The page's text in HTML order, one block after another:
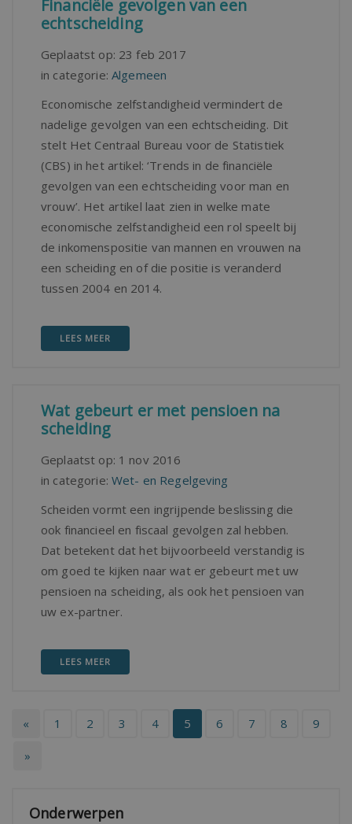
Financiële gevolgen van een
echtscheiding
Geplaatst op: 23 feb 2017
in categorie: Algemeen
Economische zelfstandigheid vermindert de
nadelige gevolgen van een echtscheiding. Dit
stelt Het Centraal Bureau voor de Statistiek
(CBS) in het artikel: ‘Trends in de financiële
gevolgen van een echtscheiding voor man en
vrouw’. Het artikel laat zien in welke mate
economische zelfstandigheid een rol speelt bij
de inkomenspositie van mannen en vrouwen na
een scheiding en of die positie is veranderd
tussen 2004 en 2014.
LEES MEER
Wat gebeurt er met pensioen na
scheiding
Geplaatst op: 1 nov 2016
in categorie: Wet- en Regelgeving
Scheiden vormt een ingrijpende beslissing die
ook financieel en fiscaal gevolgen zal hebben.
Dat betekent dat het bijvoorbeeld verstandig is
om goed te kijken naar wat er gebeurt met uw
pensioen na scheiding, als ook het pensioen van
uw ex-partner.
LEES MEER
« 1 2 3 4 5 6 7 8 9
»
Onderwerpen